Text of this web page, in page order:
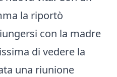
la riportò
con la madre
di vedere la
una riunione